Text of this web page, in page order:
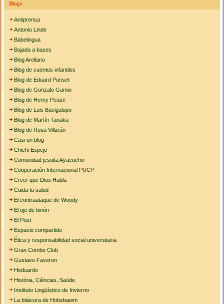
Blogs
Antiprensa
Antonio Linde
Babelingua
Bajada a bases
Blog Arellano
Blog de cuentos infantiles
Blog de Eduard Punset
Blog de Gonzalo Gamio
Blog de Henry Pease
Blog de Luis Bacigalupo
Blog de Martín Tanaka
Blog de Rosa Villarán
Casi un blog
Chichi Espejo
Comunidad jesuita Ayacucho
Cooperación Internacional PUCP
Creer que Dios Habla
Cuida tu salud
El contraataque de Woody
El ojo de timón
El Post
Espacio compartido
Ética y responsabilidad social universitaria
Gran Combo Club
Gustavo Faveron
Heduardo
História, Ciências, Saúde
Instituto Lingüístico de Invierno
La bitácora de Hobsbawm